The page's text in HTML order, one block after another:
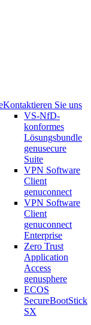
Kontaktieren Sie uns
VS-NfD-
konformes
Lösungsbundle
genusecure
Suite
VPN Software
Client
genuconnect
VPN Software
Client
genuconnect
Enterprise
Zero Trust
Application
Access
genusphere
ECOS
SecureBootStick
SX